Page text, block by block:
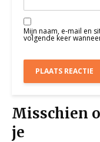
Mijn naam, e-mail en
volgende keer
Misschien
je